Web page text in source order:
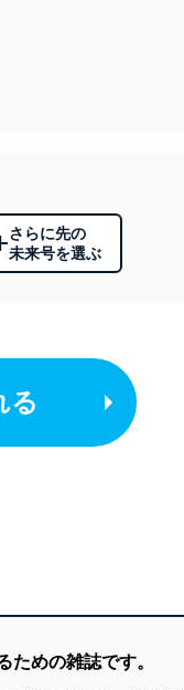
さらに先の
未来号を選ぶ
る
めの雑誌です。